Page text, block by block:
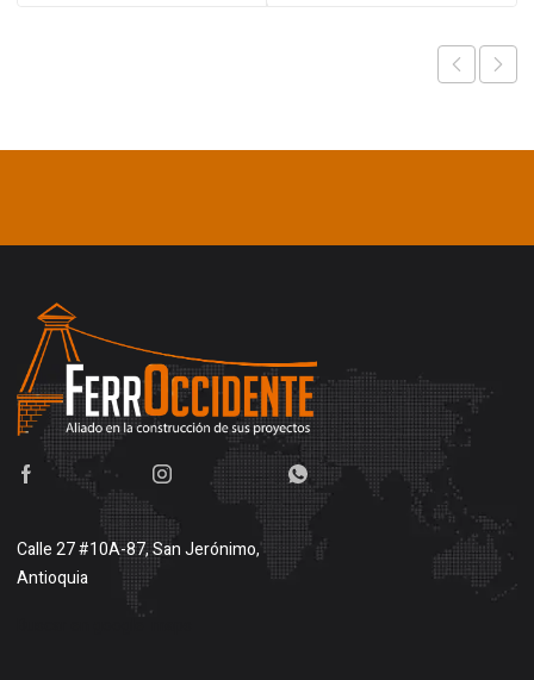
Calle 27 #10A-87, San Jerónimo,
Antioquia